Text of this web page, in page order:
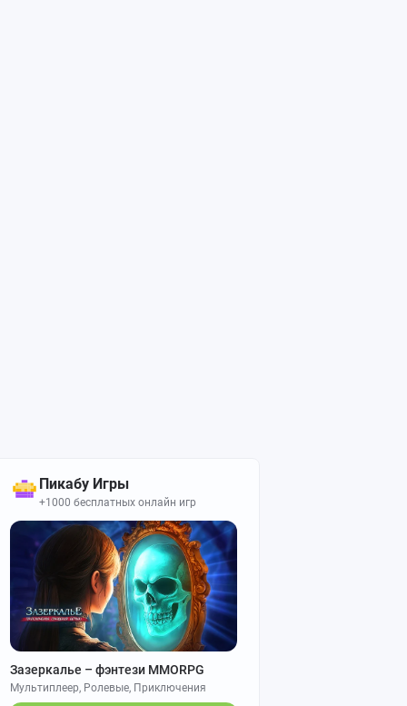
Пикабу Игры
+1000 бесплатных онлайн игр
Зазеркалье – фэнтези MMORPG
Мультиплеер, Ролевые, Приключения